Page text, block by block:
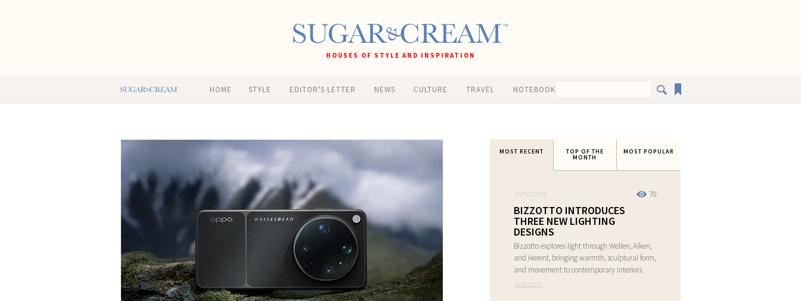
HOUSES OF STYLE AND INSPIRATION
HOME STYLE EDITOR'S LETTER NEWS CULTURE TRAVEL NOTEBOOK
MOST RECENT TOP OF THE
MONTH
MOST POPULAR
70
10/08/2026
BIZZOTTO INTRODUCES
THREE NEW LIGHTING
DESIGNS
Bizzotto explores light through Wellen, Alken,
and Herent, bringing warmth, sculptural form,
and movement to contemporary interiors.
read more